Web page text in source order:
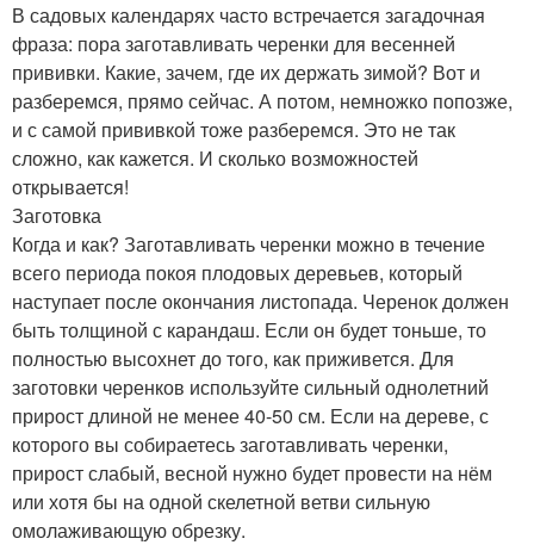
В садовых календарях часто встречается загадочная
фраза: пора заготавливать черенки для весенней
прививки. Какие, зачем, где их держать зимой? Вот и
разберемся, прямо сейчас. А потом, немножко попозже,
и с самой прививкой тоже разберемся. Это не так
сложно, как кажется. И сколько возможностей
открывается!
Заготовка
Когда и как? Заготавливать черенки можно в течение
всего периода покоя плодовых деревьев, который
наступает после окончания листопада. Черенок должен
быть толщиной с карандаш. Если он будет тоньше, то
полностью высохнет до того, как приживется. Для
заготовки черенков используйте сильный однолетний
прирост длиной не менее 40-50 см. Если на дереве, с
которого вы собираетесь заготавливать черенки,
прирост слабый, весной нужно будет провести на нём
или хотя бы на одной скелетной ветви сильную
омолаживающую обрезку.